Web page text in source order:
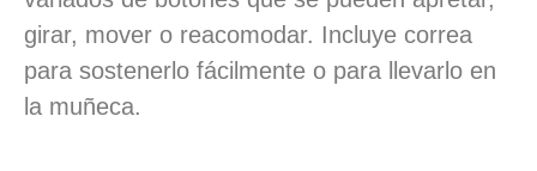
girar, mover o reacomodar. Incluye correa
para sostenerlo fácilmente o para llevarlo en
la muñeca.